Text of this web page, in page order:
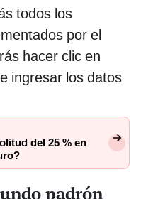
todos los
por el
hacer clic en
e ingresar los datos
del 25 % en
padrón